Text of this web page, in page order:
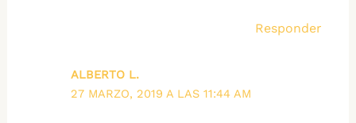
Responder
ALBERTO L.
27 MARZO, 2019 A LAS 11:44 AM